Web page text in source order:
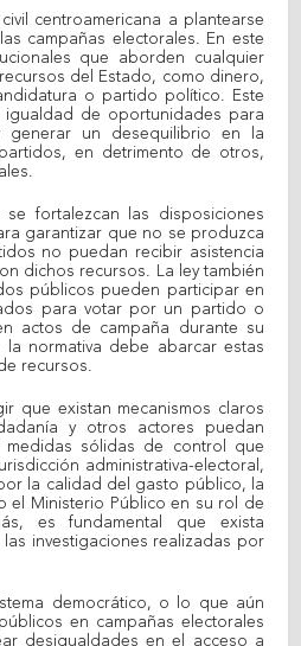
centroamericana a plantearse
campañas electorales. En este
que aborden cualquier
del Estado, como dinero,
o partido político. Este
de oportunidades para
generar un desequilibrio en la
en detrimento de otros,
fortalezcan las disposiciones
garantizar que no se produzca
no puedan recibir asistencia
dichos recursos. La ley también
públicos pueden participar en
para votar por un partido o
actos de campaña durante su
normativa debe abarcar estas
recursos.
que existan mecanismos claros
y otros actores puedan
sólidas de control que
administrativa-electoral,
la calidad del gasto público, la
el Ministerio Público en su rol de
es fundamental que exista
investigaciones realizadas por
democrático, o lo que aún
en campañas electorales
desigualdades en el acceso a